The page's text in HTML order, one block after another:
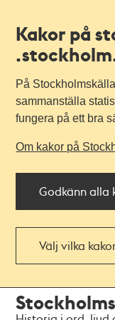
Kakor på
På
sammanställa
fungera på ett bra
Om kakor på
Godkänn alla
Välj vilka
navigationen
huvudinnehållet